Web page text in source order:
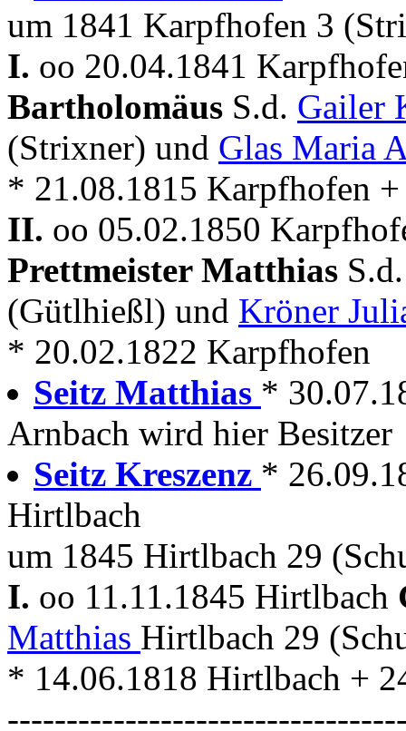
um 1841 Karpfhofen 3
I. oo 20.04.1841
Bartholomäus S.d. Gailer
(Strixner) und Glas Maria
* 21.08.1815 Karpfhofen
II. oo 05.02.1850
Prettmeister Matthias
(Gütlhießl) und Kröner
* 20.02.1822 Karpfhofen
Seitz Matthias *
Arnbach wird hier Besitzer
Seitz Kreszenz *
Hirtlbach
um 1845 Hirtlbach 29
I. oo 11.11.1845 Hirtlbach
Matthias Hirtlbach 29
* 14.06.1818 Hirtlbach +